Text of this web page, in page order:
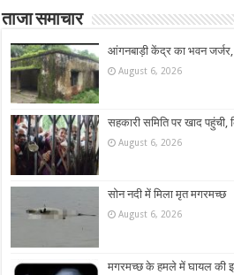
ताजा समाचार
आंगनबाड़ी केंद्र का भवन
August 6, 2026
सहकारी समिति पर खाद
August 6, 2026
सोन नदी में मिला मृत मगरमच्छ
August 6, 2026
मगरमच्छ के हमले में घायल की